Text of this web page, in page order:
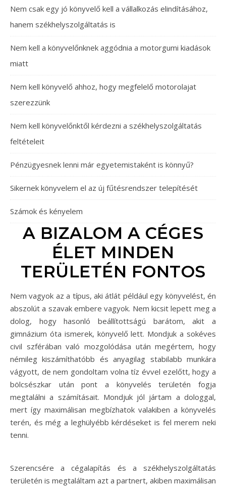
Nem csak egy jó könyvelő kell a vállalkozás elindításához,
hanem székhelyszolgáltatás is
Nem kell a könyvelőnknek aggódnia a motorgumi kiadások
miatt
Nem kell könyvelő ahhoz, hogy megfelelő motorolajat
szerezzünk
Nem kell könyvelőnktől kérdezni a székhelyszolgáltatás
feltételeit
Pénzügyesnek lenni már egyetemistaként is könnyű?
Sikernek könyvelem el az új fűtésrendszer telepítését
Számok és kényelem
A BIZALOM A CÉGES
ÉLET MINDEN
TERÜLETÉN FONTOS
Nem vagyok az a típus, aki átlát például egy könyvelést, én
abszolút a szavak embere vagyok. Nem kicsit lepett meg a
dolog, hogy hasonló beállítottságú barátom, akit a
gimnázium óta ismerek, könyvelő lett. Mondjuk a sokéves
civil szférában való mozgolódása után megértem, hogy
némileg kiszámíthatóbb és anyagilag stabilabb munkára
vágyott, de nem gondoltam volna tíz évvel ezelőtt, hogy a
bölcsészkar után pont a könyvelés területén fogja
megtalálni a számításait. Mondjuk jól jártam a dologgal,
mert így maximálisan megbízhatok valakiben a könyvelés
terén, és még a leghülyébb kérdéseket is fel merem neki
tenni.
Szerencsére a cégalapítás és a székhelyszolgáltatás
területén is megtaláltam azt a partnert, akiben maximálisan